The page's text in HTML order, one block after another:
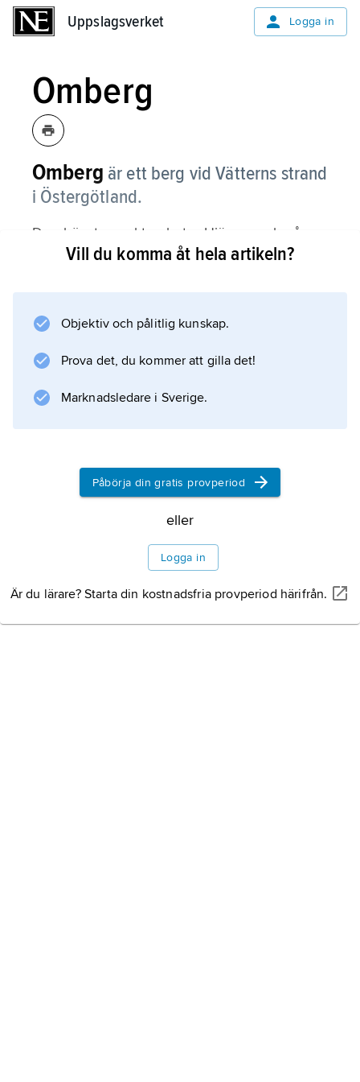
Uppslagsverket Logga in
Omberg
Omberg är ett berg vid Vätterns strand
i Östergötland.
Den högsta punkten heter Hjässan och når
264 meter över havet. Berget består av granit
ut grottor.
Information om artikeln
Vill du komma åt hela artikeln?
Objektiv och pålitlig kunskap.
Prova det, du kommer att gilla det!
Marknadsledare i Sverige.
Påbörja din gratis provperiod
eller
Logga in
Är du lärare? Starta din kostnadsfria provperiod härifrån.